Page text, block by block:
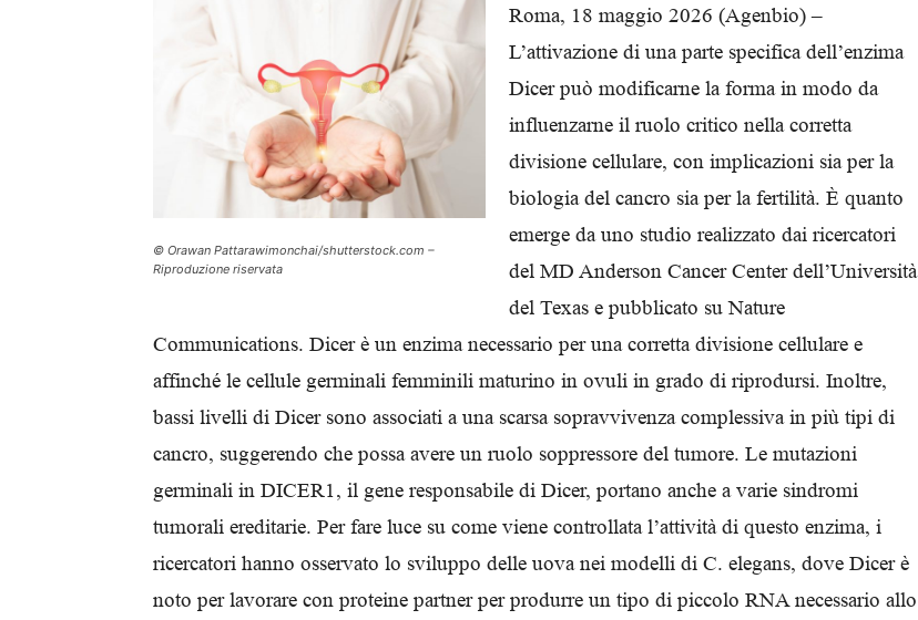
Biologi
© Orawan Pattarawimonchai/shutterstock.com –
Riproduzione riservata
Roma, 18 maggio 2026 (Agenbio) –
L’attivazione di una parte specifica dell’enzima
Dicer può modificarne la forma in modo da
influenzarne il ruolo critico nella corretta
divisione cellulare, con implicazioni sia per la
biologia del cancro sia per la fertilità. È quanto
emerge da uno studio realizzato dai ricercatori
del MD Anderson Cancer Center dell’Università
del Texas e pubblicato su Nature
Communications. Dicer è un enzima necessario per una corretta divisione cellulare e
affinché le cellule germinali femminili maturino in ovuli in grado di riprodursi. Inoltre,
bassi livelli di Dicer sono associati a una scarsa sopravvivenza complessiva in più tipi di
cancro, suggerendo che possa avere un ruolo soppressore del tumore. Le mutazioni
germinali in DICER1, il gene responsabile di Dicer, portano anche a varie sindromi
tumorali ereditarie. Per fare luce su come viene controllata l’attività di questo enzima, i
ricercatori hanno osservato lo sviluppo delle uova nei modelli di C. elegans, dove Dicer è
noto per lavorare con proteine partner per produrre un tipo di piccolo RNA necessario allo